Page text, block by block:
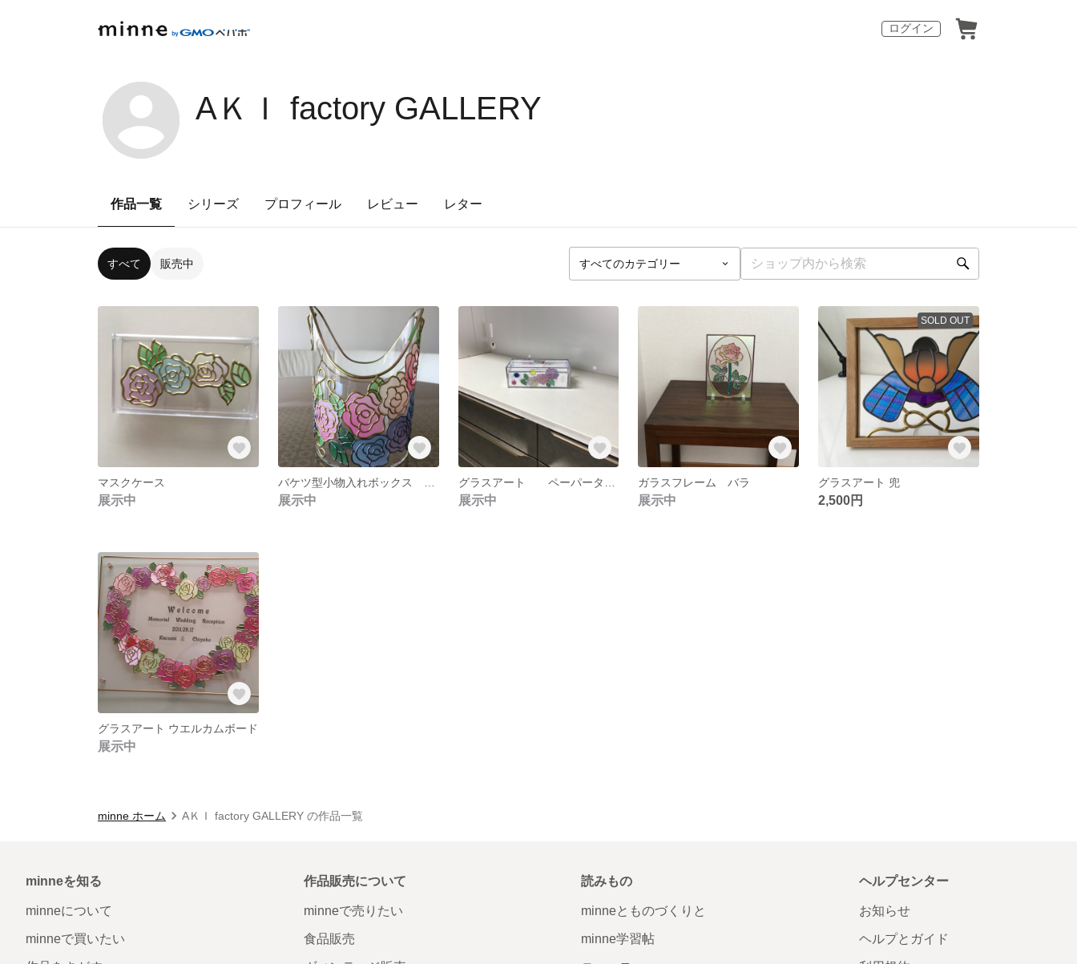
ログイン
AＫＩ factory GALLERY
作品一覧 シリーズ プロフィール レビュー レター
すべて 販売中
マスクケース
展示中 展示中 展示中
ガラスフレーム バラ
展示中
SOLD OUT
グラスアート 兜
2,500円
グラスアート ウエルカムボード
展示中
minne ホーム AＫＩ factory GALLERY の作品一覧
minneを知る
minneについて
minneで買いたい
作品販売について
minneで売りたい
食品販売
読みもの
minneとものづくりと
minne学習帖
ヘルプセンター
お知らせ
ヘルプとガイド